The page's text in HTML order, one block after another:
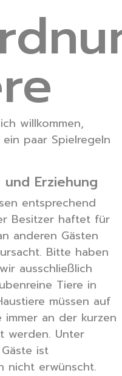
willkommen,
paar Spielregeln
Erziehung
entsprechend
Besitzer haftet für
anderen Gästen
Bitte haben
ausschließlich
Tiere in
müssen auf
immer an der kurzen
werden. Unter
ist
nicht erwünscht.